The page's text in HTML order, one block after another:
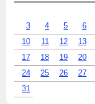
3
4 5 6
10
11 12 13
17
18 19 20
24
25 26 27
31